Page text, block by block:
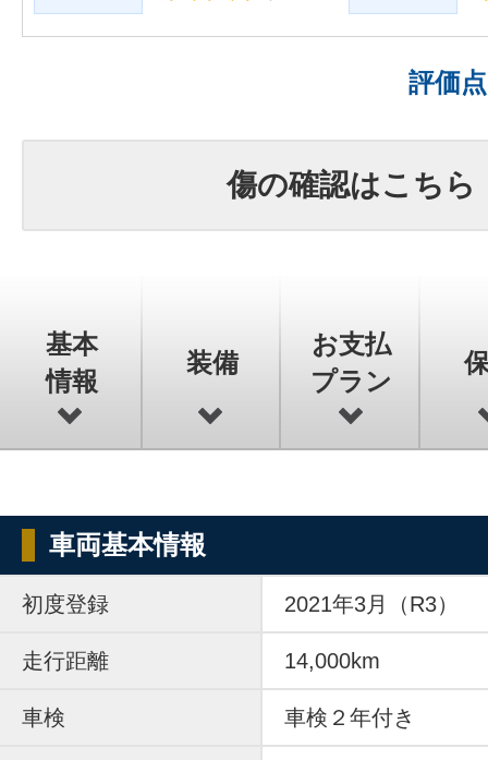
評価
傷の確認はこちら
基本
情報
装備
お支払
プラン
車両基本情報
初度登録 2021年3月（R3）
走行距離 14,000km
車検 車検２年付き